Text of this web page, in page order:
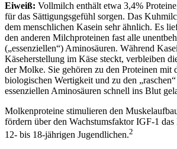
Eiweiß: Vollmilch enthält etwa 3,4%
für das Sättigungsgefühl sorgen. Das
dem menschlichen Kasein sehr ähnlich. Es
den anderen Milchproteinen fast alle
(„essenziellen“) Aminosäuren. Während
Käseherstellung im Käse steckt, verbleiben
der Molke. Sie gehören zu den Proteinen mit
biologischen Wertigkeit und zu den
essenziellen Aminosäuren schnell ins Blut
Molkenproteine stimulieren den
fördern über den Wachstumsfaktor IGF-1
12- bis 18-jährigen Jugendlichen.2